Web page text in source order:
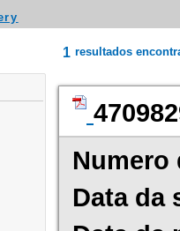
1 resultados
Numero
Data da